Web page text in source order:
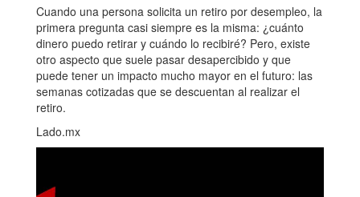
Cuando una persona solicita un retiro por desempleo, la
primera pregunta casi siempre es la misma: ¿cuánto
dinero puedo retirar y cuándo lo recibiré? Pero, existe
otro aspecto que suele pasar desapercibido y que
puede tener un impacto mucho mayor en el futuro: las
semanas cotizadas que se descuentan al realizar el
retiro.
Lado.mx